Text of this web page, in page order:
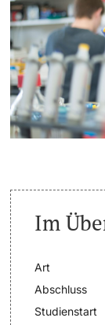
weitere
Termine &
Fünf
Im Studium
Belegen
Universität
Im
Art
Abschluss
Studienstart